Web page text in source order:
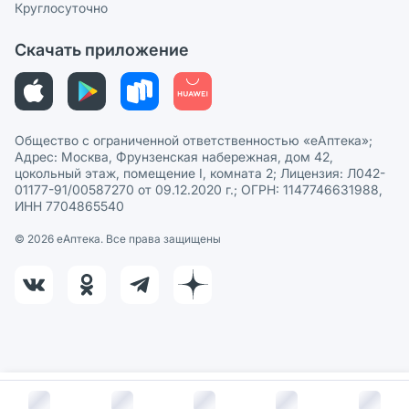
В корзину за
Политика рекомендаций
Этика и соответствие
Политика в отношении обработки персональных данных
Круглосуточно
Скачать приложение
Общество с ограниченной ответственностью «еАптека»;
Адрес: Москва, Фрунзенская набережная, дом 42,
цокольный этаж, помещение I, комната 2; Лицензия: Л042-
01177-91/00587270 от 09.12.2020 г.; ОГРН: 1147746631988,
ИНН 7704865540
© 2026 eАптека. Все права защищены